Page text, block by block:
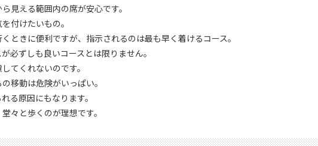
見える範囲内の席が安心です。
付けたいもの。
ときに便利ですが、指示されるのは最も早く着けるコース。
必ずしも良いコースとは限りません。
てくれないのです。
移動は危険がいっぱい。
る原因にもなります。
々と歩くのが理想です。